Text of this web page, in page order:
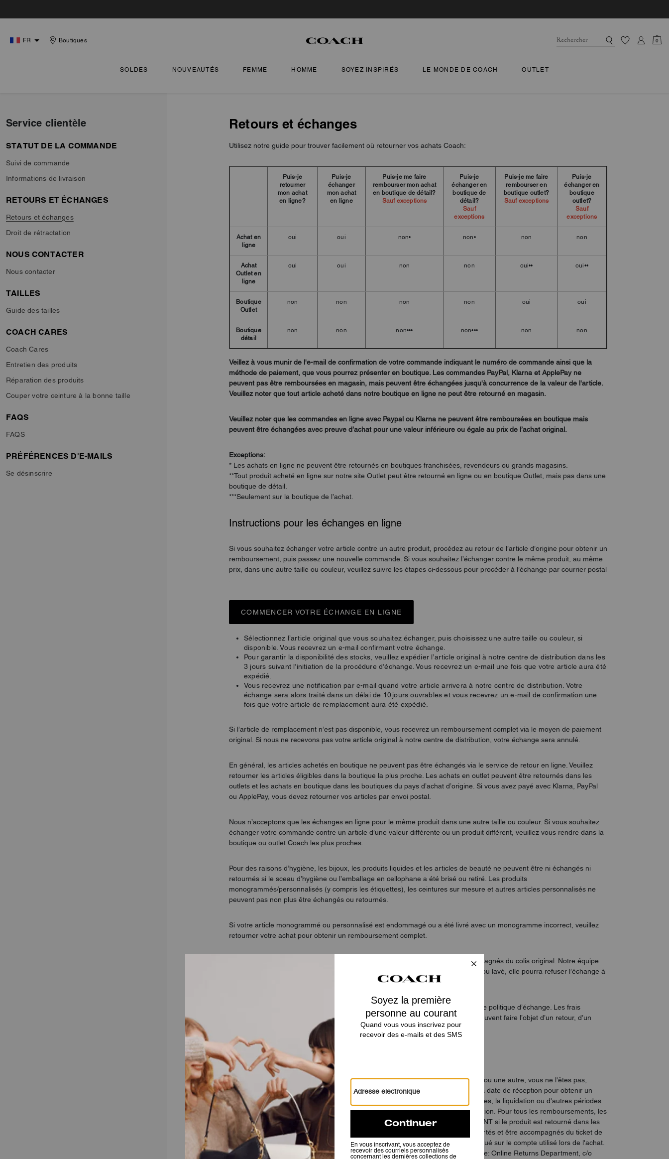
FR Boutiques 0
SOLDES NOUVEAUTÉS FEMME HOMME SOYEZ INSPIRÉS LE MONDE DE COACH OUTLET
Service clientèle
STATUT DE LA COMMANDE
Suivi de commande
Informations de livraison
RETOURS ET ÉCHANGES
Retours et échanges
Droit de rétractation
NOUS CONTACTER
Nous contacter
TAILLES
Guide des tailles
COACH CARES
Coach Cares
Entretien des produits
Réparation des produits
Couper votre ceinture à la bonne taille
FAQS
FAQS
PRÉFÉRENCES D'E-MAILS
Se désinscrire
Retours et échanges
Utilisez notre guide pour trouver facilement où retourner vos achats Coach:
Puis-je
retourner
mon achat
en ligne?
Puis-je
échanger
mon achat
en ligne
Puis-je me faire
rembourser mon achat
en boutique de détail?
Sauf exceptions
Puis-je
échanger en
boutique de
détail?
Sauf
exceptions
Puis-je me faire
rembourser en
boutique outlet?
Sauf exceptions
Puis-je
échanger en
boutique
outlet?
Sauf
exceptions
Achat en
ligne
oui oui non• non• non non
Achat
Outlet en
ligne
oui oui non non oui•• oui••
Boutique
Outlet
non non non non oui oui
Boutique
détail
non non non••• non••• non non
Veillez à vous munir de l'e-mail de confirmation de votre commande indiquant le numéro de commande ainsi que la
méthode de paiement, que vous pourrez présenter en boutique. Les commandes PayPal, Klarna et ApplePay ne
peuvent pas être remboursées en magasin, mais peuvent être échangées jusqu'à concurrence de la valeur de l'article.
Veuillez noter que tout article acheté dans notre boutique en ligne ne peut être retourné en magasin.
Veuillez noter que les commandes en ligne avec Paypal ou Klarna ne peuvent être remboursées en boutique mais
peuvent être échangées avec preuve d’achat pour une valeur inférieure ou égale au prix de l’achat original.
Exceptions:
* Les achats en ligne ne peuvent être retournés en boutiques franchisées, revendeurs ou grands magasins.
**Tout produit acheté en ligne sur notre site Outlet peut être retourné en ligne ou en boutique Outlet, mais pas dans une
boutique de détail.
***Seulement sur la boutique de l’achat.
Instructions pour les échanges en ligne
Si vous souhaitez échanger votre article contre un autre produit, procédez au retour de l’article d’origine pour obtenir un
remboursement, puis passez une nouvelle commande. Si vous souhaitez l’échanger contre le même produit, au même
prix, dans une autre taille ou couleur, veuillez suivre les étapes ci-dessous pour procéder à l’échange par courrier postal
:
COMMENCER VOTRE ÉCHANGE EN LIGNE
Sélectionnez l’article original que vous souhaitez échanger, puis choisissez une autre taille ou couleur, si
disponible. Vous recevrez un e-mail confirmant votre échange.
Pour garantir la disponibilité des stocks, veuillez expédier l’article original à notre centre de distribution dans les
3 jours suivant l’initiation de la procédure d’échange. Vous recevrez un e-mail une fois que votre article aura été
expédié.
Vous recevrez une notification par e-mail quand votre article arrivera à notre centre de distribution. Votre
échange sera alors traité dans un délai de 10 jours ouvrables et vous recevrez un e-mail de confirmation une
fois que votre article de remplacement aura été expédié.
Si l’article de remplacement n’est pas disponible, vous recevrez un remboursement complet via le moyen de paiement
original. Si nous ne recevons pas votre article original à notre centre de distribution, votre échange sera annulé.
En général, les articles achetés en boutique ne peuvent pas être échangés via le service de retour en ligne. Veuillez
retourner les articles éligibles dans la boutique la plus proche. Les achats en outlet peuvent être retournés dans les
outlets et les achats en boutique dans les boutiques du pays d’achat d’origine. Si vous avez payé avec Klarna, PayPal
ou ApplePay, vous devez retourner vos articles par envoi postal.
Nous n’acceptons que les échanges en ligne pour le même produit dans une autre taille ou couleur. Si vous souhaitez
échanger votre commande contre un article d’une valeur différente ou un produit différent, veuillez vous rendre dans la
boutique ou outlet Coach les plus proches.
Pour des raisons d’hygiène, les bijoux, les produits liquides et les articles de beauté ne peuvent être ni échangés ni
retournés si le sceau d’hygiène ou l’emballage en cellophane a été brisé ou retiré. Les produits
monogrammés/personnalisés (y compris les étiquettes), les ceintures sur mesure et autres articles personnalisés ne
peuvent pas non plus être échangés ou retournés.
Si votre article monogrammé ou personnalisé est endommagé ou a été livré avec un monogramme incorrect, veuillez
retourner votre achat pour obtenir un remboursement complet.
Pour que nous acceptions le retour, les articles doivent être neufs et être accompagnés du colis original. Notre équipe
inspectera tous les articles retournés. Si elle soupçonne que l’article a été porté ou lavé, elle pourra refuser l’échange à
Tous les échanges sont soumis à la disponibilité des stocks et au respect de notre politique d’échange. Les frais
d’expédition initiaux ne sont pas remboursables. Les articles personnalisés ne peuvent faire l’objet d’un retour, d’un
échange ou d’un changement de prix.
Retour en ligne
Nous espérons que vous êtes satisfait de votre achat Coach. Si, pour une raison ou une autre, vous ne l'êtes pas,
veuillez nous retourner le ou les articles concernés sous 30 jours à compter de la date de réception pour obtenir un
remboursement complet. Veuillez noter que les achats effectués pendant les soldes, la liquidation ou d'autres périodes
de promotion doivent être renvoyés sous 30 jours à compter de la date de réception. Pour tous les remboursements, les
frais de livraison (livraison standard uniquement) seront remboursés UNIQUEMENT si le produit est retourné dans les
14 jours après sa reception. Les articles doivent être neufs, n'avoir jamais été portés et être accompagnés du ticket de
caisse original pour que nous acceptions le retour. Le remboursement sera effectué sur le compte utilisé lors de l'achat.
Vos articles doivent être renvoyés par courrier à notre service des retours en ligne: Online Returns Department, c/o